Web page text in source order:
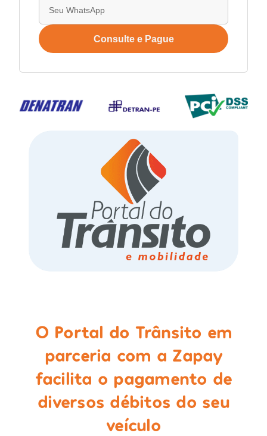
Consulte e Pague
O Portal do Trânsito em
parceria com a Zapay
facilita o pagamento de
diversos débitos do seu
veículo